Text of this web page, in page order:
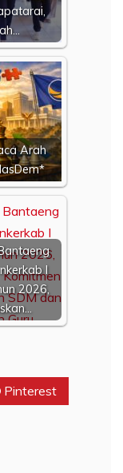
Arah
I
2026,
Pinterest